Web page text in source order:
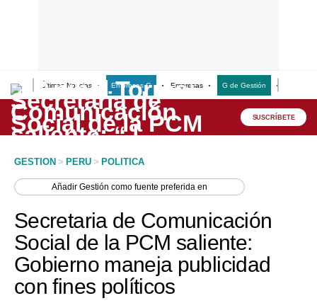
Últimas Noticias Empresas G Empresas G de Gestión
Lo último
Peru Quiosco
Economía
Mercados
Perú
SUSCRÍBETE
GESTION > PERU > POLITICA
AñadirGestión como fuente preferida en
Secretaria de Comunicación
Social de la PCM saliente:
Gobierno maneja publicidad
con fines políticos